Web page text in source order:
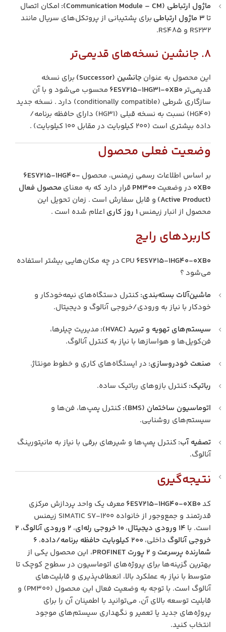
ماژول ارتباطی (Communication Module – CM):
امکان اتصال
تا ۳ ماژول ارتباطی
برای پشتیبانی از پروتکل‌های سریال مانند
RS232 و RS485.
8. جانشین نسخه‌های قدیمی‌تر
این محصول به عنوان جانشین (Successor)
برای نسخه
قدیمی‌تر6ES7215-1HG31-0XB0 محسوب می‌شود و با آن
سازگاری شرطی (conditionally compatible) دارد . نسخه جدید
(HG40) نسبت به نسخه قبلی (HG31) دارای حافظه برنامه/
داده بیشتری است (۲۰۰ کیلوبایت در مقابل ۱۰۰ کیلوبایت) .
وضعیت فعلی محصول
بر اساس اطلاعات رسمی زیمنس، محصول 6ES7215-1HG40-
0XB0 در وضعیت PM300 قرار دارد که به معنای محصول فعال
(Active Product)
و قابل سفارش است . زمان تحویل این
محصول از انبار زیمنس۱ روز کاری اعلام شده است .
کاربردهای رایج
CPU 6ES7215-1HG40-0XB0
در چه مکان‌هایی بیشتر استفاده
می‌شود ؟
ماشین‌آلات بسته‌بندی: کنترل دستگاه‌های نیمه‌خودکار و
خودکار با نیاز به ورودی/خروجی آنالوگ و دیجیتال.
سیستم‌های تهویه و تبرید (HVAC):
مدیریت چیلرها،
فن‌کویل‌ها و هواسازها با نیاز به کنترل آنالوگ.
صنعت خودروسازی: در ایستگاه‌های کاری و خطوط مونتاژ.
رباتیک: کنترل بازوهای رباتیک ساده.
اتوماسیون ساختمان (BMS):
کنترل پمپ‌ها، فن‌ها و
سیستم‌های روشنایی.
تصفیه آب: کنترل پمپ‌ها و شیرهای برقی با نیاز به مانیتورینگ
آنالوگ.
نتیجه‌گیری
کد6ES7215-1HG40-0XB0 معرف یک واحد پردازش مرکزی
قدرتمند و جمع‌وجور از خانواده SIMATIC S7-1200 زیمنس
است. با ۱۴ ورودی دیجیتال ، ۱۰ خروجی رله‌ای ، ۲ ورودی آنالوگ ، ۲
خروجی آنالوگ داخلی، ۲۰۰ کیلوبایت حافظه برنامه/داده ، ۶
شمارنده پرسرعت و ۲ پورت PROFINET
، این محصول یکی از
بهترین گزینه‌ها برای پروژه‌های اتوماسیون در سطوح کوچک تا
متوسط با نیاز به عملکرد بالا، انعطاف‌پذیری و قابلیت‌های
آنالوگ است. با توجه به وضعیت فعال این محصول (PM300) و
قابلیت توسعه بالای آن، می‌توانید با اطمینان آن را برای
پروژه‌های جدید یا تعمیر و نگهداری سیستم‌های موجود
انتخاب کنید.